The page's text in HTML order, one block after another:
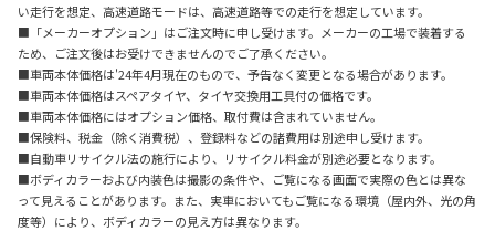
い走行を想定、高速道路モードは、高速道路等での走行を想定しています。
■「メーカーオプション」はご注文時に申し受けます。メーカーの工場で装着する
ため、ご注文後はお受けできませんのでご了承ください。
■車両本体価格は'24年4月現在のもので、予告なく変更となる場合があります。
■車両本体価格はスペアタイヤ、タイヤ交換用工具付の価格です。
■車両本体価格にはオプション価格、取付費は含まれていません。
■保険料、税金（除く消費税）、登録料などの諸費用は別途申し受けます。
■自動車リサイクル法の施行により、リサイクル料金が別途必要となります。
■ボディカラーおよび内装色は撮影の条件や、ご覧になる画面で実際の色とは異な
って見えることがあります。また、実車においてもご覧になる環境（屋内外、光の角
度等）により、ボディカラーの見え方は異なります。